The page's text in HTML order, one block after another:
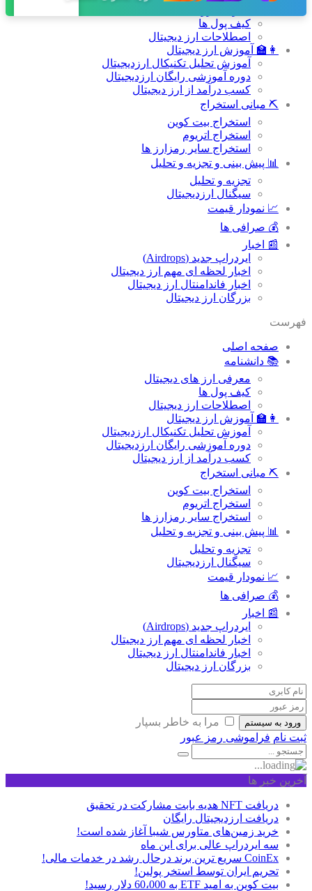
کیف پول ها
اصطلاحات ارز دیجیتال
👩‍🏫 آموزش ارز دیجیتال
آموزش تحلیل تکنیکال ارزدیجیتال
دوره آموزشی رایگان ارزدیجیتال
کسب درآمد از ارز دیجیتال
⛏ مبانی استخراج
استخراج بیت کوین
استخراج اتریوم
استخراج سایر رمزارز ها
📊 پیش بینی و تجزیه و تحلیل
تجزیه و تحلیل
سیگنال ارزدیجیتال
📈 نمودار قیمت
💰 صرافی ها
📰 اخبار
ایردراپ جدید (Airdrops)
اخبار لحظه ای مهم ارز دیجیتال
اخبار فاندامنتال ارز دیجیتال
بزرگان ارز دیجیتال
فهرست
صفحه اصلی
📚 دانشنامه
معرفی ارز های دیجیتال
کیف پول ها
اصطلاحات ارز دیجیتال
👩‍🏫 آموزش ارز دیجیتال
آموزش تحلیل تکنیکال ارزدیجیتال
دوره آموزشی رایگان ارزدیجیتال
کسب درآمد از ارز دیجیتال
⛏ مبانی استخراج
استخراج بیت کوین
استخراج اتریوم
استخراج سایر رمزارز ها
📊 پیش بینی و تجزیه و تحلیل
تجزیه و تحلیل
سیگنال ارزدیجیتال
📈 نمودار قیمت
💰 صرافی ها
📰 اخبار
ایردراپ جدید (Airdrops)
اخبار لحظه ای مهم ارز دیجیتال
اخبار فاندامنتال ارز دیجیتال
بزرگان ارز دیجیتال
ورود به سیستم
مرا به خاطر بسپار
ثبت نام فراموشی رمز عبور
آخرین خبر ها
دریافت NFT هدیه بابت مشارکت در تحقیق
دریافت ارزدیجیتال رایگان
خرید زمین‌های متاورس شیبا آغاز شده است!
سه ایردراپ عالی برای این ماه
CoinEx سریع ترین برند درحال رشد در خدمات مالی!
تحریم ایران توسط استخر پولین!
بیت کوین به امید ETF به 60،000 دلار رسید!